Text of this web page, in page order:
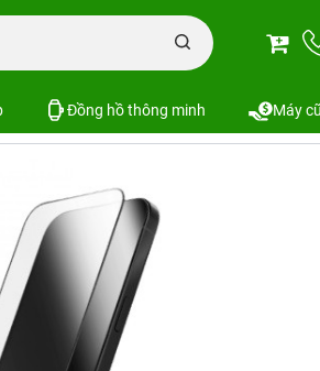
Đồng hồ thông minh Máy
Combo phụ kiện iPhone 15 Series